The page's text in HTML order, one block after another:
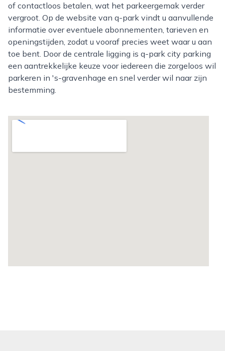
of contactloos betalen, wat het parkeergemak verder
vergroot. Op de website van q-park vindt u aanvullende
informatie over eventuele abonnementen, tarieven en
openingstijden, zodat u vooraf precies weet waar u aan
toe bent. Door de centrale ligging is q-park city parking
een aantrekkelijke keuze voor iedereen die zorgeloos wil
parkeren in 's-gravenhage en snel verder wil naar zijn
bestemming.